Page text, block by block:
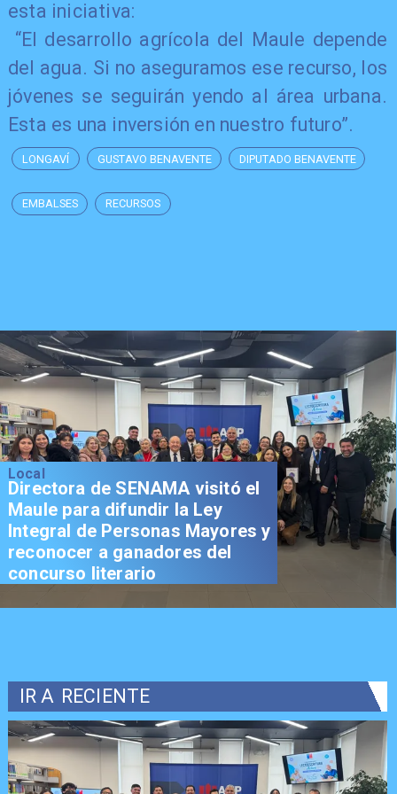
esta iniciativa:
“El desarrollo agrícola del Maule depende
del agua. Si no aseguramos ese recurso, los
jóvenes se seguirán yendo al área urbana.
Esta es una inversión en nuestro futuro”.
LONGAVÍ GUSTAVO BENAVENTE DIPUTADO BENAVENTE
EMBALSES RECURSOS
Local
Directora de SENAMA visitó el
Maule para difundir la Ley
Integral de Personas Mayores y
reconocer a ganadores del
concurso literario
IR A RECIENTE